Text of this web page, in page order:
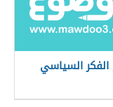
السياسي